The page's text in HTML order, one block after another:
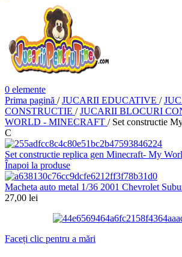
0 elemente
Prima pagină / JUCARII EDUCATIVE /
CONSTRUCTIE / JUCARII BLOCURI
WORLD - MINECRAFT / Set constructie
C
Set constructie replica gen Minecraft- My
Înapoi la produse
Macheta auto metal 1/36 2001 Chevrolet
27,00 lei
Faceți clic pentru a mări